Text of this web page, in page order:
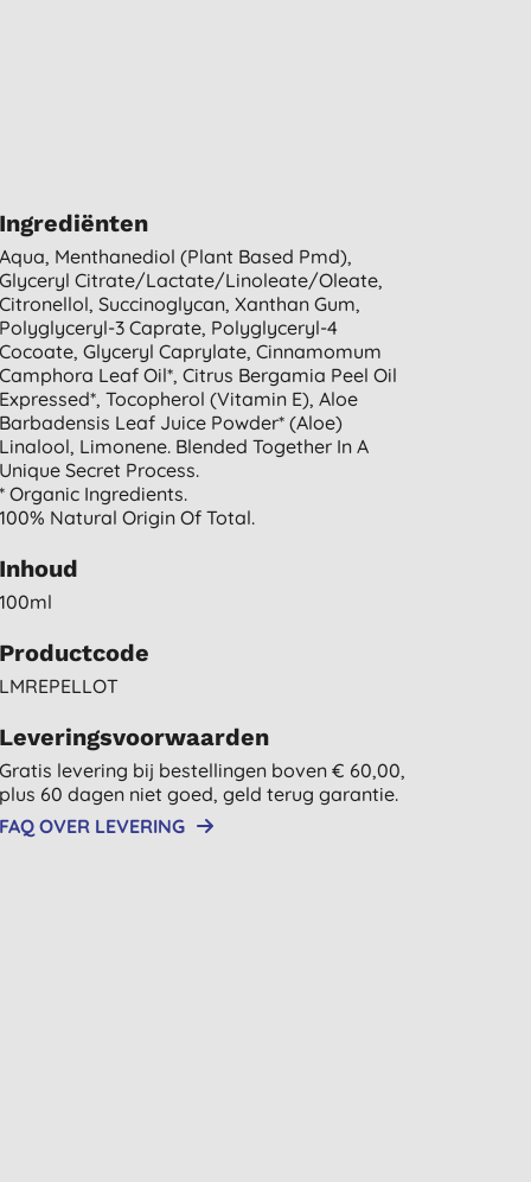
Ingrediënten
Aqua, Menthanediol (plant Based Pmd),
Glyceryl Citrate/lactate/linoleate/oleate,
Citronellol, Succinoglycan, Xanthan Gum,
Polyglyceryl-3 Caprate, Polyglyceryl-4
Cocoate, Glyceryl Caprylate, Cinnamomum
Camphora Leaf Oil*, Citrus Bergamia Peel Oil
Expressed*, Tocopherol (vitamin E), Aloe
Barbadensis Leaf Juice Powder* (aloe)
Linalool, Limonene. Blended Together In A
Unique Secret Process.
* Organic Ingredients.
100% Natural Origin Of Total.
Inhoud
100ml
Productcode
LMREPELLOT
Leveringsvoorwaarden
Gratis levering bij bestellingen boven € 60,00,
plus 60 dagen niet goed, geld terug garantie.
FAQ OVER LEVERING